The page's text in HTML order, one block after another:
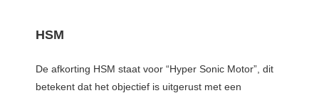
HSM
De afkorting HSM staat voor “Hyper Sonic Motor”, dit
betekent dat het objectief is uitgerust met een